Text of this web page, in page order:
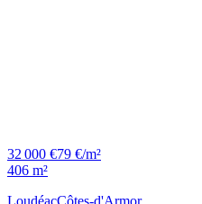
32 000 €79 €/m²
406 m²
LoudéacCôtes-d'Armor